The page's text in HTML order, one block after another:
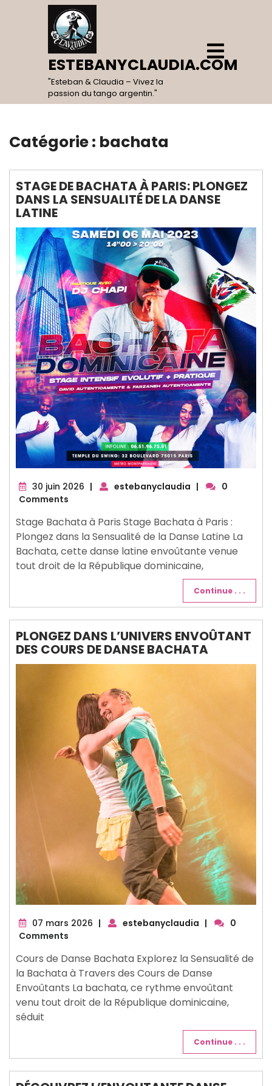
ESTEBANYCLAUDIA.COM
"Esteban & Claudia – Vivez la
passion du tango argentin."
Open
Menu
Catégorie : bachata
STAGE DE BACHATA À PARIS: PLONGEZ
DANS LA SENSUALITÉ DE LA DANSE
LATINE
30 juin 2026 30
| estebanyclaudia |
0
Comments
Stage Bachata à Paris Stage Bachata à Paris :
Plongez dans la Sensualité de la Danse Latine La
Bachata, cette danse latine envoûtante venue
tout droit de la République dominicaine,
Continue . . .
PLONGEZ DANS L’UNIVERS ENVOÛTANT
DES COURS DE DANSE BACHATA
07 mars 2026 07
| estebanyclaudia |
0
Comments
Cours de Danse Bachata Explorez la Sensualité de
la Bachata à Travers des Cours de Danse
Envoûtants La bachata, ce rythme envoûtant
venu tout droit de la République dominicaine,
séduit
Continue . . .